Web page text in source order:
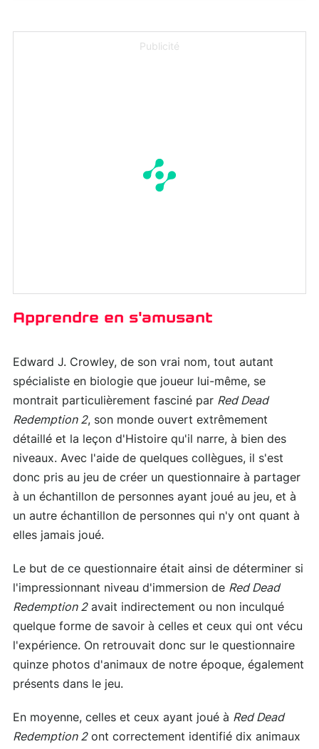
Publicité
Apprendre en s'amusant
Edward J. Crowley, de son vrai nom, tout autant
spécialiste en biologie que joueur lui-même, se
montrait particulièrement fasciné par Red Dead
Redemption 2, son monde ouvert extrêmement
détaillé et la leçon d'Histoire qu'il narre, à bien des
niveaux. Avec l'aide de quelques collègues, il s'est
donc pris au jeu de créer un questionnaire à partager
à un échantillon de personnes ayant joué au jeu, et à
un autre échantillon de personnes qui n'y ont quant à
elles jamais joué.
Le but de ce questionnaire était ainsi de déterminer si
l'impressionnant niveau d'immersion de Red Dead
Redemption 2avait indirectement ou non inculqué
quelque forme de savoir à celles et ceux qui ont vécu
l'expérience. On retrouvait donc sur le questionnaire
quinze photos d'animaux de notre époque, également
présents dans le jeu.
En moyenne, celles et ceux ayant joué à Red Dead
Redemption 2ont correctement identifié dix animaux